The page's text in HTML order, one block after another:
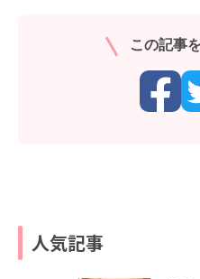
この記事
人気記事